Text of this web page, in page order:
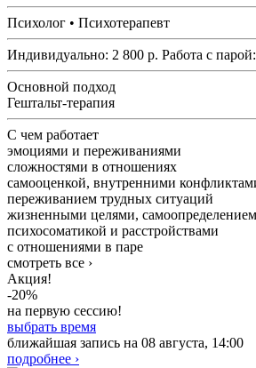
Психолог • Психотерапевт
Индивидуально: 2 800 р. Работа с парой:
Основной подход
Гештальт-терапия
С чем работает
эмоциями и переживаниями
сложностями в отношениях
самооценкой, внутренними
переживанием трудных ситуаций
жизненными целями, самоопределением
психосоматикой и расстройствами
с отношениями в паре
смотреть все ›
Акция!
-20%
на первую сессию!
выбрать время
ближайшая запись на 08 августа, 14:00
подробнее ›